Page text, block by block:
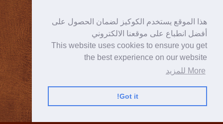
هذا الموقع يستخدم الكوكيز لضمان الحصول على
أفضل انطباع على موقعنا الالكتروني
This website uses cookies to ensure you get
the best experience on our website
More للمزيد
Got it!